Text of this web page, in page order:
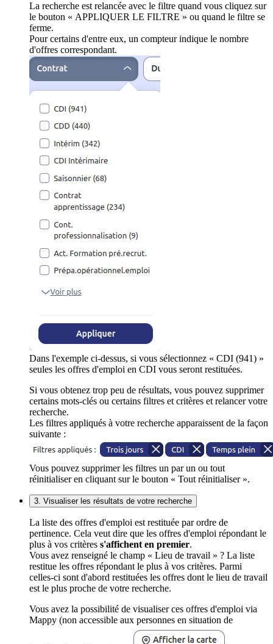
La recherche est relancée avec le filtre quand vous cliquez sur
le bouton « APPLIQUER LE FILTRE » ou quand le filtre se
ferme.
Pour certains d'entre eux, un compteur indique le nombre
d'offres correspondant.
Dans l'exemple ci-dessus, si vous sélectionnez « CDI (941) »
seules les offres d'emploi en CDI vous seront restituées.
Si vous obtenez trop peu de résultats, vous pouvez supprimer
certains mots-clés ou certains filtres et critères et relancer votre
recherche.
Les filtres appliqués à votre recherche apparaissent de la façon
suivante :
Vous pouvez supprimer les filtres un par un ou tout
réinitialiser en cliquant sur le bouton « Tout réinitialiser ».
3. Visualiser les résultats de votre recherche
La liste des offres d'emploi est restituée par ordre de
pertinence. Cela veut dire que les offres d'emploi répondant le
plus à vos critères s'affichent en premier.
Vous avez renseigné le champ « Lieu de travail » ? La liste
restitue les offres répondant le plus à vos critères. Parmi
celles-ci sont d'abord restituées les offres dont le lieu de travail
est le plus proche de votre recherche.
Vous avez la possibilité de visualiser ces offres d'emploi via
Mappy (non accessible aux personnes en situation de